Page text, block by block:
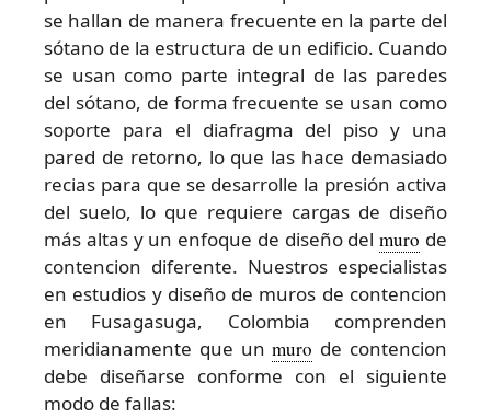
se hallan de manera frecuente en la parte del
sótano de la estructura de un edificio. Cuando
se usan como parte integral de las paredes
del sótano, de forma frecuente se usan como
soporte para el diafragma del piso y una
pared de retorno, lo que las hace demasiado
recias para que se desarrolle la presión activa
del suelo, lo que requiere cargas de diseño
más altas y un enfoque de diseño delmuro de
contencion diferente. Nuestros especialistas
en estudios y diseño de muros de contencion
en Fusagasuga, Colombia comprenden
meridianamente que unmuro de contencion
debe diseñarse conforme con el siguiente
modo de fallas: